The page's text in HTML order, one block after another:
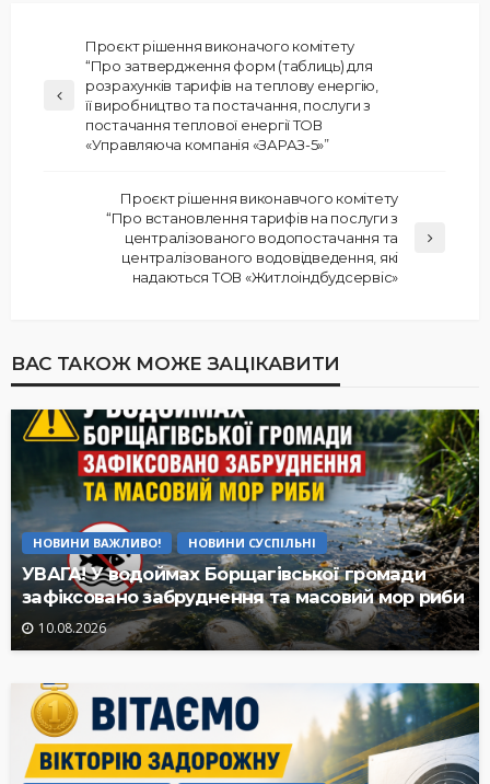
Проєкт рішення виконачого комітету
“Про затвердження форм (таблиць) для
розрахунків тарифів на теплову енергію,
її виробництво та постачання, послуги з
постачання теплової енергії ТОВ
«Управляюча компанія «ЗАРАЗ-5»”
Проєкт рішення виконавчого комітету
“Про встановлення тарифів на послуги з
централізованого водопостачання та
централізованого водовідведення, які
надаються ТОВ «Житлоіндбудсервіс»
ВАС ТАКОЖ МОЖЕ ЗАЦІКАВИТИ
НОВИНИ ВАЖЛИВО! НОВИНИ СУСПІЛЬНІ
УВАГА! У водоймах Борщагівської громади
зафіксовано забруднення та масовий мор риби
10.08.2026